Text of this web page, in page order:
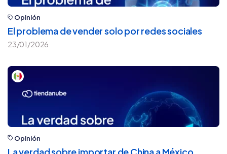
Opinión
El problema de vender solo por redes sociales
23/01/2026
Opinión
La verdad sobre importar de China a México